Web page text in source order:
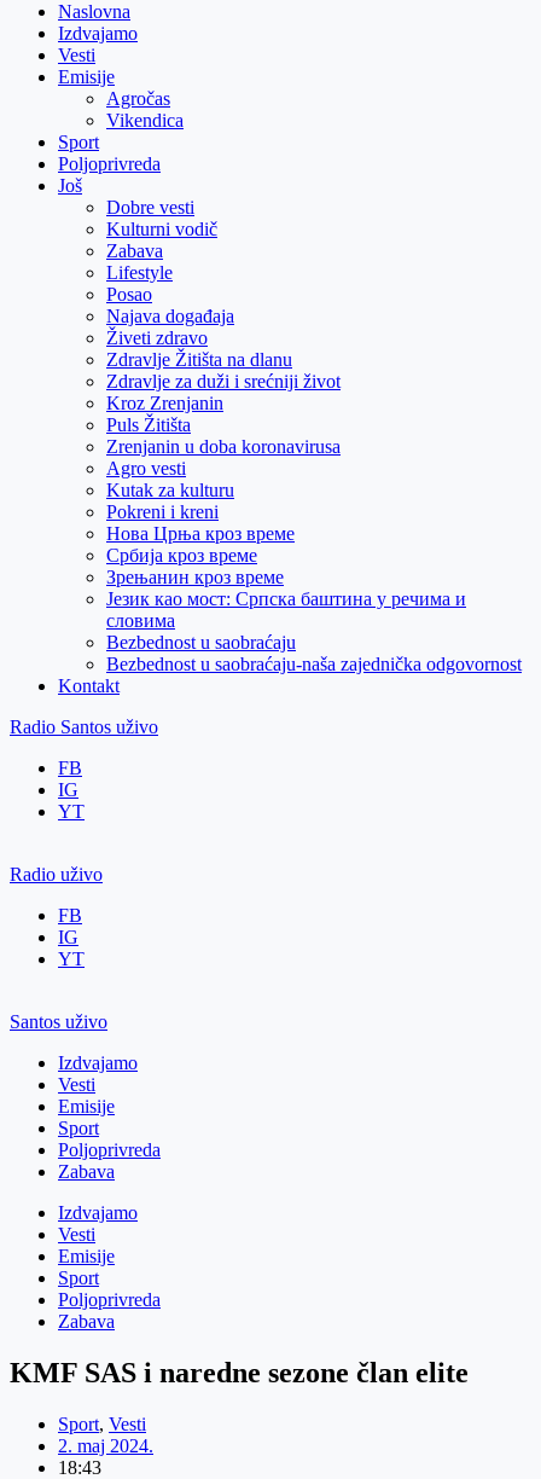
Naslovna
Izdvajamo
Vesti
Emisije
Agročas
Vikendica
Sport
Poljoprivreda
Još
Dobre vesti
Kulturni vodič
Zabava
Lifestyle
Posao
Najava događaja
Živeti zdravo
Zdravlje Žitišta na dlanu
Zdravlje za duži i srećniji život
Kroz Zrenjanin
Puls Žitišta
Zrenjanin u doba koronavirusa
Agro vesti
Kutak za kulturu
Pokreni i kreni
Нова Црња кроз време
Србија кроз време
Зрењанин кроз време
Језик као мост: Српска баштина у речима и
словима
Bezbednost u saobraćaju
Bezbednost u saobraćaju-naša zajednička odgovornost
Kontakt
Radio Santos uživo
FB
IG
YT
Radio uživo
FB
IG
YT
Santos uživo
Izdvajamo
Vesti
Emisije
Sport
Poljoprivreda
Zabava
Izdvajamo
Vesti
Emisije
Sport
Poljoprivreda
Zabava
KMF SAS i naredne sezone član elite
Sport, Vesti
2. maj 2024.
18:43